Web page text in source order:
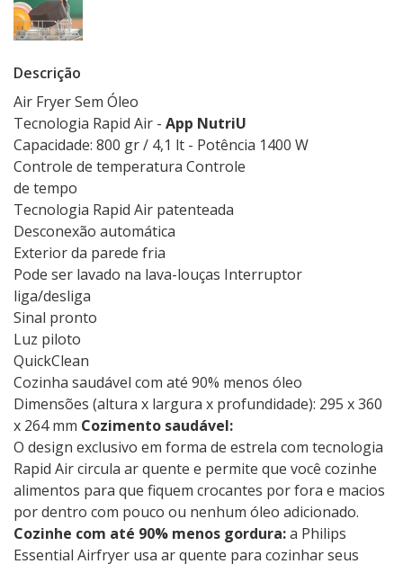
Descrição
Air Fryer Sem Óleo
Tecnologia Rapid Air - App NutriU
Capacidade: 800 gr / 4,1 lt - Potência 1400 W
Controle de temperatura Controle
de tempo
Tecnologia Rapid Air patenteada
Desconexão automática
Exterior da parede fria
Pode ser lavado na lava-louças Interruptor
liga/desliga
Sinal pronto
Luz piloto
QuickClean
Cozinha saudável com até 90% menos óleo
Dimensões (altura x largura x profundidade): 295 x 360
x 264 mm Cozimento saudável:
O design exclusivo em forma de estrela com tecnologia
Rapid Air circula ar quente e permite que você cozinhe
alimentos para que fiquem crocantes por fora e macios
por dentro com pouco ou nenhum óleo adicionado.
Cozinhe com até 90% menos gordura:a Philips
Essential Airfryer usa ar quente para cozinhar seus